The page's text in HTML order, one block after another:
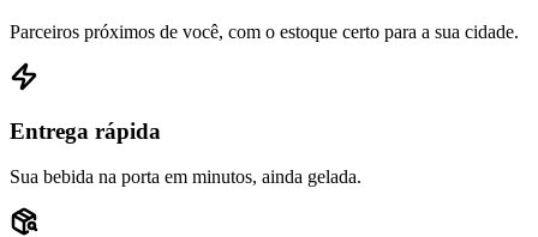
Parceiros próximos de você, com o estoque certo para a sua cidade.
Entrega rápida
Sua bebida na porta em minutos, ainda gelada.